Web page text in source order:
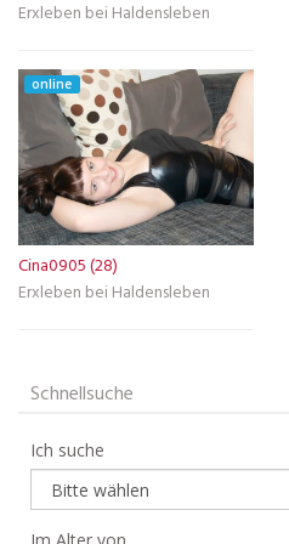
Erxleben bei Haldensleben
online
Cina0905 (28)
Erxleben bei Haldensleben
Schnellsuche
Ich suche